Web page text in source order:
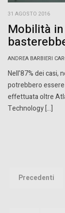
31 AGOSTO 2016
Mobilità in
ANDREA BARBIERI
Nell’87% dei casi,
potrebbero
effettuata oltre
Technology […]
degli
articoli
Precedenti